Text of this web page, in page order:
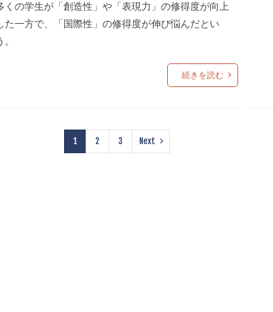
くの学生が「創造性」や「表現力」の修得度が向上
た一方で、「国際性」の修得度が伸び悩んだとい
。
続きを読む
1 2 3 Next